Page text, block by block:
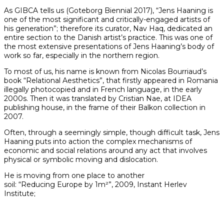
As GIBCA tells us (Goteborg Biennial 2017), “Jens Haaning is
one of the most significant and critically-engaged artists of
his generation”; therefore its curator, Nav Haq, dedicated an
entire section to the Danish artist’s practice. This was one of
the most extensive presentations of Jens Haaning’s body of
work so far, especially in the northern region.
To most of us, his name is known from Nicolas Bourriaud’s
book “Relational Aesthetics”, that firstly appeared in Romania
illegally photocopied and in French language, in the early
2000s. Then it was translated by Cristian Nae, at IDEA
publishing house, in the frame of their Balkon collection in
2007.
Often, through a seemingly simple, though difficult task, Jens
Haaning puts into action the complex mechanisms of
economic and social relations around any act that involves
physical or symbolic moving and dislocation.
He is moving from one place to another
soil: “Reducing Europe by 1m²”, 2009, Instant Herlev
Institute;